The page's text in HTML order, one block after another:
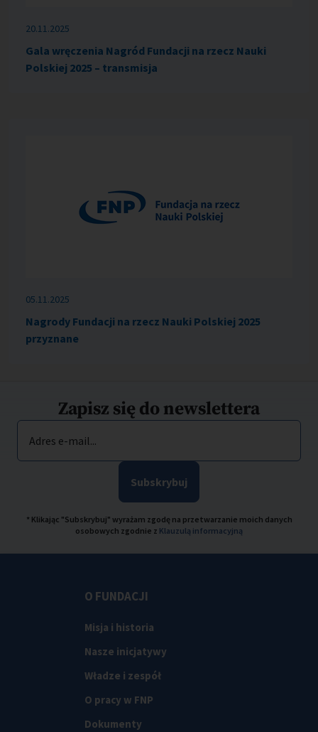
20.11.2025
Gala wręczenia Nagród Fundacji na rzecz Nauki
Polskiej 2025 – transmisja
05.11.2025
Nagrody Fundacji na rzecz Nauki Polskiej 2025
przyznane
Zapisz się do newslettera
Adres e-mail...
Subskrybuj
* Klikając "Subskrybuj" wyrażam zgodę na przetwarzanie moich danych
osobowych zgodnie z Klauzulą informacyjną
O FUNDACJI
Misja i historia
Nasze inicjatywy
Władze i zespół
O pracy w FNP
Dokumenty